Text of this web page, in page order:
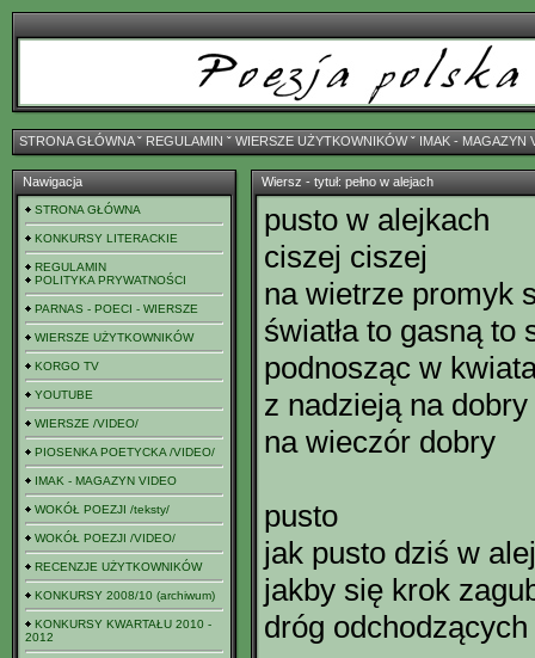
STRONA GŁÓWNAˇ REGULAMIN ˇ WIERSZE UŻYTKOWNIKÓWˇ IMAK - MAGAZYN
Nawigacja
STRONA GŁÓWNA
KONKURSY LITERACKIE
REGULAMIN
POLITYKA PRYWATNOŚCI
PARNAS - POECI - WIERSZE
WIERSZE UŻYTKOWNIKÓW
KORGO TV
YOUTUBE
WIERSZE /VIDEO/
PIOSENKA POETYCKA /VIDEO/
IMAK - MAGAZYN VIDEO
WOKÓŁ POEZJI /teksty/
WOKÓŁ POEZJI /VIDEO/
RECENZJE UŻYTKOWNIKÓW
KONKURSY 2008/10 (archiwum)
KONKURSY KWARTAŁU 2010 -
2012
Wiersz - tytuł: pełno w alejach
pusto w alejkach
ciszej ciszej
na wietrze promyk
światła to gasną to
podnosząc w
z nadzieją na
na wieczór dobry
pusto
jak pusto dziś w
jakby się krok
dróg